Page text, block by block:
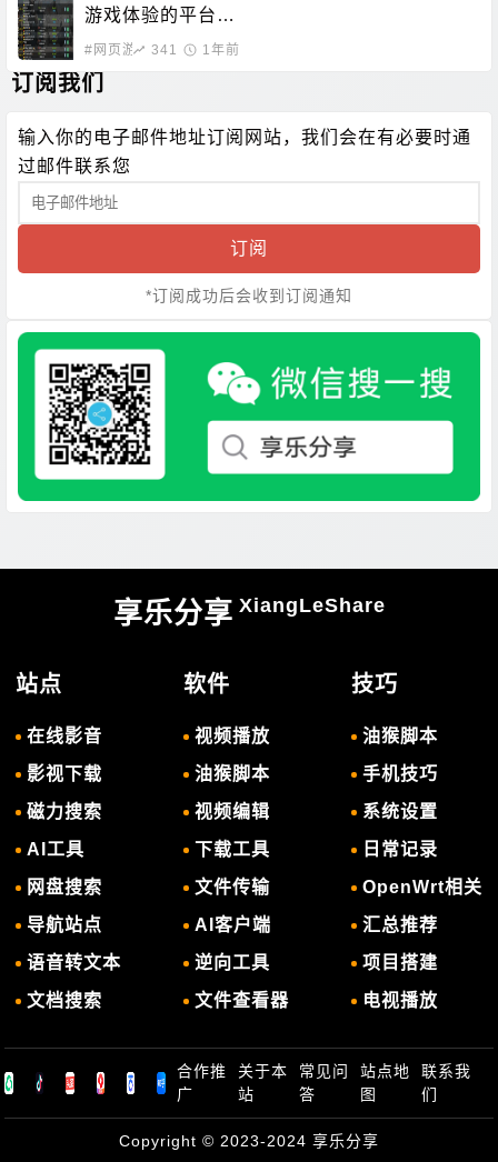
游戏体验的平台，
无需下载即可畅玩
#网页游戏 341 1年前
订阅我们
输入你的电子邮件地址订阅网站，我们会在有必要时通
过邮件联系您
订阅
*订阅成功后会收到订阅通知
享乐分享 XiangLeShare
站点
在线影音
影视下载
磁力搜索
AI工具
网盘搜索
导航站点
语音转文本
文档搜索
软件
视频播放
油猴脚本
视频编辑
下载工具
文件传输
AI客户端
逆向工具
文件查看器
技巧
油猴脚本
手机技巧
系统设置
日常记录
OpenWrt相关
汇总推荐
项目搭建
电视播放
合作推
广
关于本
站
常见问
答
站点地
图
联系我
们
Copyright © 2023-2024 享乐分享